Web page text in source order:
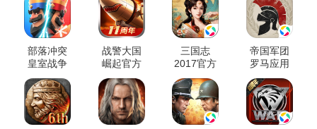
部落冲突
皇室战争
官方正版
战警大国
崛起官方
版
三国志
2017官方
正版
帝国军团
罗马应用
宝版本